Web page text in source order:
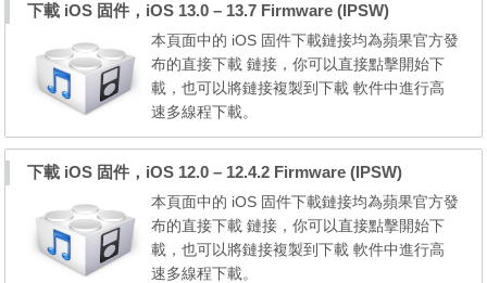
(JP) 日文版 LINEディズニー ツムツム Line D
isney Tsum Tsum 下載點 (Download Link) ---
------------- (English) 英文...
下載 iOS 固件，iOS 13.0 – 13.7 Firmware (IPSW)
本頁面中的 iOS 固件下載鏈接均為蘋果官方發
布的直接下載 鏈接，你可以直接點擊開始下
載，也可以將鏈接複製到下載 軟件中進行高
速多線程下載。
————————————————— iOS
Phone 11 Pro iPhone XS Max iPhone XS iPh
one 11 iPhone XR iPhone X iPhone 8 iPhone
7 iPhone 8 Plus iPhone 7 Plus iPhone SE (2
代) iPhone SE iPhone 6s iPhone 6s Plus ...
下載 iOS 固件，iOS 12.0 – 12.4.2 Firmware (IPSW)
本頁面中的 iOS 固件下載鏈接均為蘋果官方發
布的直接下載 鏈接，你可以直接點擊開始下
載，也可以將鏈接複製到下載 軟件中進行高
速多線程下載。